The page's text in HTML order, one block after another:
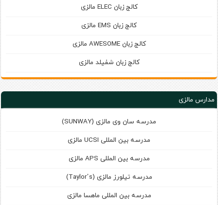
کالج زبان ELEC مالزی
کالج زبان EMS مالزی
کالج زبان AWESOME مالزی
کالج زبان شفیلد مالزی
مدارس مالزی
مدرسه سان‌ وی مالزی (SUNWAY)
مدرسه بین‌ المللی UCSI مالزی
مدرسه بین‌ المللی APS مالزی
مدرسه تیلورز مالزی (Taylor’s)
مدرسه بین المللی ماهسا مالزی